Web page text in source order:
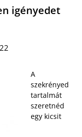
igényedet
A
szekrényed
tartalmát
szeretnéd
egy kicsit